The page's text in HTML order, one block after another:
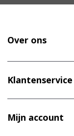
Over ons
Klantenservice
Mijn account